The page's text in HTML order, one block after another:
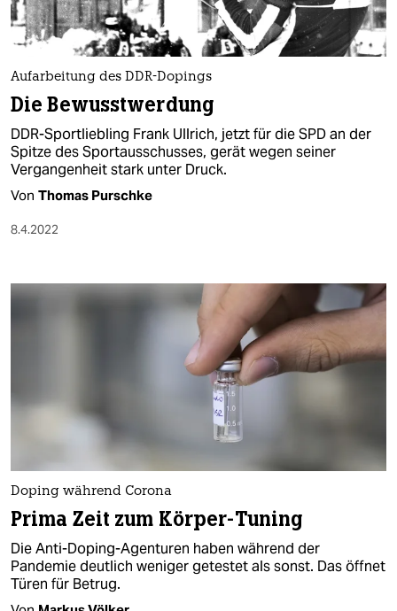
Aufarbeitung des DDR-Dopings
Die Bewusstwerdung
DDR-Sportliebling Frank Ullrich, jetzt für die SPD an der
Spitze des Sportausschusses, gerät wegen seiner
Vergangenheit stark unter Druck.
Von Thomas Purschke
8.4.2022
Doping während Corona
Prima Zeit zum Körper-Tuning
Die Anti-Doping-Agenturen haben während der
Pandemie deutlich weniger getestet als sonst. Das öffnet
Türen für Betrug.